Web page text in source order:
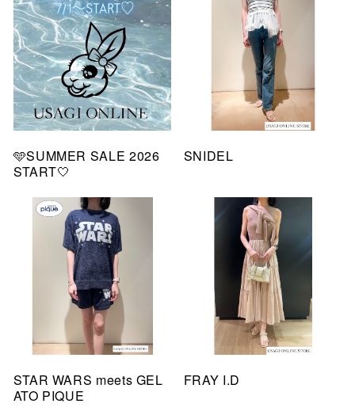
🩵SUMMER SALE 2026
START🤍
SNIDEL
STAR WARS meets GEL
ATO PIQUE
FRAY I.D